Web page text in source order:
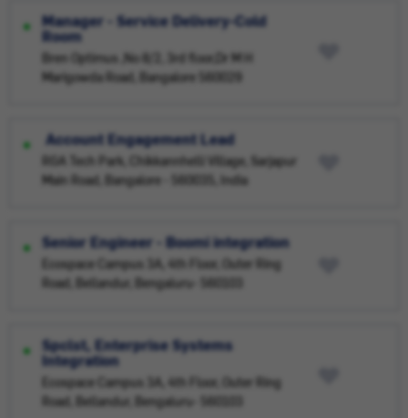
Manager - Service Delivery-Cold
Room
Bren Optimus ,No 8/2, 3rd floor,Dr M H
Marigowda Road, Bangalore 560029
Account Engagement Lead
RGA Tech Park, Chikkannhelli Village, Sarjapur
Main Road, Bangalore - 560035, India
Senior Engineer - Boomi integration
Ecospace Campus 3A, 4th Floor, Outer Ring
Road, Bellandur, Bengaluru- 560103
Spclst, Enterprise Systems
Integration
Ecospace Campus 3A, 4th Floor, Outer Ring
Road, Bellandur, Bengaluru- 560103